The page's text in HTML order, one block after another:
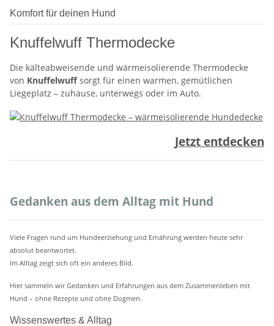
Komfort für deinen Hund
Knuffelwuff Thermodecke
Die kälteabweisende und wärmeisolierende Thermodecke
von Knuffelwuffsorgt für einen warmen, gemütlichen
Liegeplatz – zuhause, unterwegs oder im Auto.
Jetzt entdecken
Gedanken aus dem Alltag mit Hund
Viele Fragen rund um Hundeerziehung und Ernährung werden heute sehr
absolut beantwortet.
Im Alltag zeigt sich oft ein anderes Bild.
Hier sammeln wir Gedanken und Erfahrungen aus dem Zusammenleben mit
Hund – ohne Rezepte und ohne Dogmen.
Wissenswertes & Alltag